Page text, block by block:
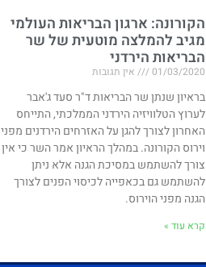
הקורונה: ארגון הבריאות העולמי
מגיב להמלצה מוטעית של שר
הבריאות הירדני
01/03/2020 אין תגובות
בראיון שנתן שר הבריאות ד"ר סעד ג'אבר
לערוץ הטלוויזיה הירדני הממלכתי, התייחס
האחרון לצורך להגן על האזרחים הירדנים מפני
וירוס הקורונה. במהלך הראיון אמר השר כי אין
צורך להשתמש במסיכת הגנה אלא ניתן
להשתמש גם בכאפייה לכיסוי הפנים לצורך
הגנה מפני הוירוס.
קרא עוד »